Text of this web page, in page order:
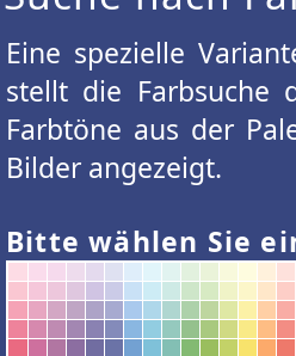
Eine spezielle
stellt die Farbsuche
Farbtöne aus der
Bilder angezeigt.
Bitte wählen Sie